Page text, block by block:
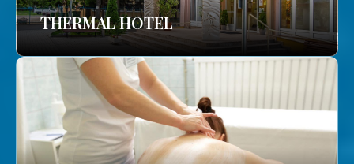
THERMAL HOTEL